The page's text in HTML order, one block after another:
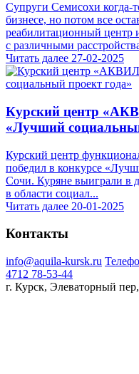
Супруги Семисохи когда-
бизнесе, но потом все
реабилитационный центр
с различными
Читать далее 27-02-2025
Курский центр
«Лучший
Курский центр
победил в конкурсе
Сочи. Куряне выиграли в
в области социал...
Читать далее 20-01-2025
Контакты
info@aquila-kursk.ru
4712 78-53-44
г. Курск, Элеваторный